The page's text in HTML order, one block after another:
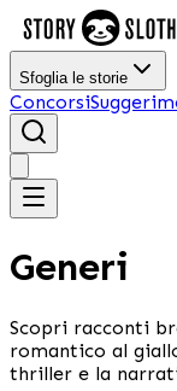
Sfoglia le storie
Concorsi
Generi
Scopri racconti
romantico al
thriller e la